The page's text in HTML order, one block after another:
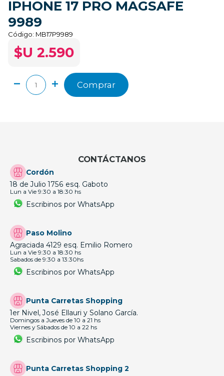
IPHONE 17 PRO MAGSAFE
9989
Código: MB17P9989
$U 2.590
Comprar
CONTÁCTANOS
Cordón
18 de Julio 1756 esq. Gaboto
Lun a Vie 9:30 a 18:30 hs
Escribinos por WhatsApp
Paso Molino
Agraciada 4129 esq. Emilio Romero
Lun a Vie 9:30 a 18:30 hs
Sabados de 9:30 a 13:30hs
Escribinos por WhatsApp
Punta Carretas Shopping
1er Nivel, José Ellauri y Solano García.
Domingos a Jueves de 10 a 21 hs
Viernes y Sábados de 10 a 22 hs
Escribinos por WhatsApp
Punta Carretas Shopping 2